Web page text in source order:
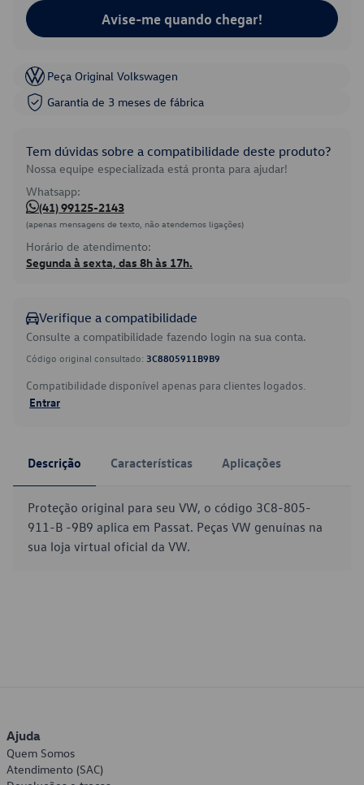
Avise-me quando chegar!
Peça Original Volkswagen
Garantia de 3 meses de fábrica
Tem dúvidas sobre a compatibilidade deste produto?
Nossa equipe especializada está pronta para ajudar!
Whatsapp:
(41) 99125-2143
(apenas mensagens de texto, não atendemos ligações)
Horário de atendimento:
Segunda à sexta, das 8h às 17h.
Verifique a compatibilidade
Consulte a compatibilidade fazendo login na sua conta.
Código original consultado: 3C8805911B9B9
Compatibilidade disponível apenas para clientes logados.
Entrar
Descrição Características Aplicações
Proteção original para seu VW, o código 3C8-805-
911-B -9B9 aplica em Passat. Peças VW genuínas na
sua loja virtual oficial da VW.
Ajuda
Quem Somos
Atendimento (SAC)